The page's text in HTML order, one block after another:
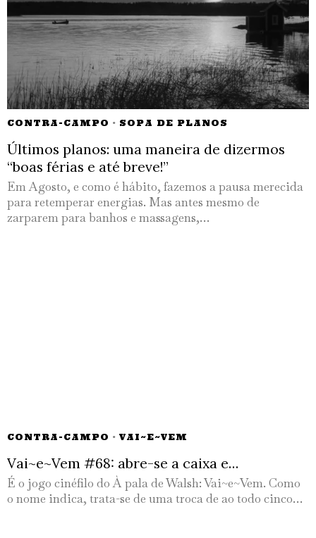
CONTRA-CAMPO · SOPA DE PLANOS
Últimos planos: uma maneira de dizermos
“boas férias e até breve!”
Em Agosto, e como é hábito, fazemos a pausa merecida
para retemperar energias. Mas antes mesmo de
zarparem para banhos e massagens,…
CONTRA-CAMPO · VAI~E~VEM
Vai~e~Vem #68: abre-se a caixa e…
É o jogo cinéfilo do À pala de Walsh: Vai~e~Vem. Como
o nome indica, trata-se de uma troca de ao todo cinco…